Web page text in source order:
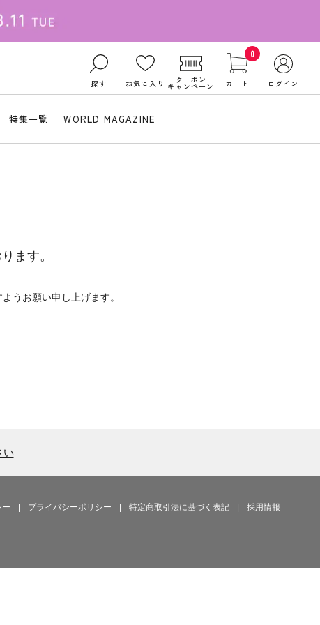
探す お気に入り クーポン
キャンペーン
0
カート ログイン
特集一覧 WORLD MAGAZINE
ます。
うお願い申し上げます。
い
ー プライバシーポリシー 特定商取引法に基づく表記 採用情報